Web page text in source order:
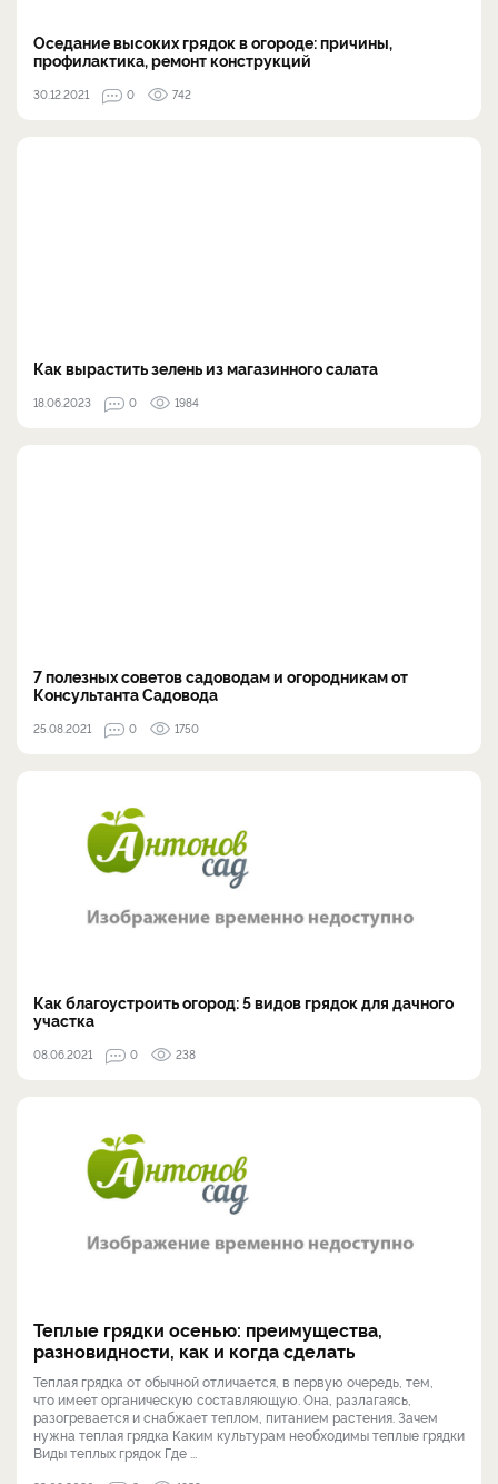
Оседание высоких грядок в огороде: причины,
профилактика, ремонт конструкций
30.12.2021 0 742
Как вырастить зелень из магазинного салата
18.06.2023 0 1984
7 полезных советов садоводам и огородникам от
Консультанта Садовода
25.08.2021 0 1750
Как благоустроить огород: 5 видов грядок для дачного
участка
08.06.2021 0 238
Теплые грядки осенью: преимущества,
разновидности, как и когда сделать
Теплая грядка от обычной отличается, в первую очередь, тем,
что имеет органическую составляющую. Она, разлагаясь,
разогревается и снабжает теплом, питанием растения. Зачем
нужна теплая грядка Каким культурам необходимы теплые грядки
Виды теплых грядок Где ...